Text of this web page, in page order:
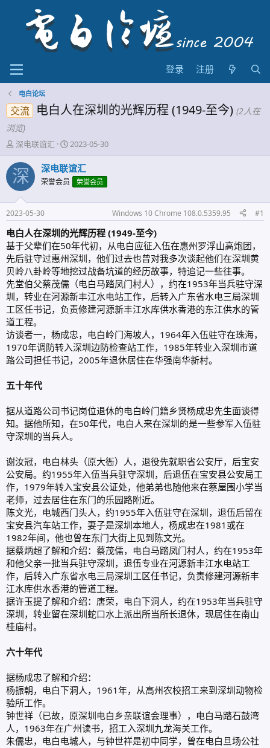
登录 注册
电白论坛
交流 电白人在深圳的光辉历程 (1949-至今) (2人在
浏览)
主
题
发
起
人
深电联谊汇
开
始
时
间
2023-05-30
深 深电联谊汇
荣誉会员 荣誉会员
2023-05-30 Windows 10 Chrome 108.0.5359.95 #1
电白人在深圳的光辉历程 (1949-至今)
基于父辈们在50年代初，从电白应征入伍在惠州罗浮山高炮团，
先后驻守过惠州深圳，他们过去也曾对我多次谈起他们在深圳黄
贝岭八卦岭等地挖过战备坑道的经历故事，特追记一些往事。
先堂伯父蔡茂儒（电白马踏凤门村人），约在1953年当兵驻守深
圳，转业在河源新丰江水电站工作，后转入广东省水电三局深圳
工区任书记，负责修建河源新丰江水库供水香港的东江供水的管
道工程。
访谈者一，杨成忠，电白岭门海坡人，1964年入伍驻守在珠海，
1970年调防转入深圳边防检查站工作，1985年转业入深圳市道
路公司担任书记，2005年退休居住在华强南华新村。
五十年代
据从道路公司书记岗位退休的电白岭门籍乡贤杨成忠先生面谈得
知。据他所知，在50年代，电白人来在深圳的是一些参军入伍驻
守深圳的当兵人。
谢汝冠，电白林头（原大衙）人，退役先就职省公安厅，后宝安
公安局。约1955年入伍当兵驻守深圳，后退伍在宝安县公安局工
作，1979年转入宝安县公证处，他弟弟也随他来在蔡屋围小学当
老师，过去居住在东门的乐园路附近。
陈文光，电城西门头人，约1955年入伍驻守在深圳，退伍后留在
宝安县汽车站工作，妻子是深圳本地人，杨成忠在1981或在
1982年间，他也曾在东门大街上见到陈文光。
据蔡炳超了解和介绍：蔡茂儒，电白马踏凤门村人，约在1953年
和他父亲一批当兵驻守深圳，退伍专业在河源新丰江水电站工
作，后转入广东省水电三局深圳工区任书记，负责修建河源新丰
江水库供水香港的管道工程。
据许玉提了解和介绍：唐荣，电白下洞人，约在1953年当兵驻守
深圳，转业留在深圳蛇口水上派出所当所长退休，现居住在南山
桂庙村。
六十年代
据杨成忠了解和介绍：
杨振朝，电白下洞人，1961年，从高州农校招工来到深圳动物检
验所工作。
钟世祥（已故，原深圳电白乡亲联谊会理事），电白马踏石鼓湾
人，1963年在广州读书，招工入深圳九龙海关工作。
朱儒忠，电白电城人，与钟世祥是初中同学，曾在电白旦场公社